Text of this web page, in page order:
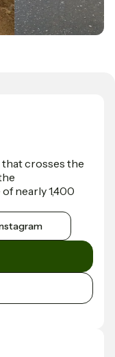
that crosses the
nearly 1,400